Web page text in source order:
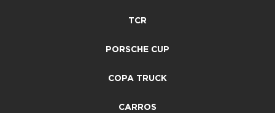
TCR
PORSCHE CUP
COPA TRUCK
CARROS